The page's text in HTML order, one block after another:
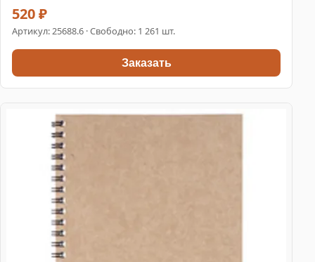
520 ₽
Артикул:25688.6 · Свободно: 1 261 шт.
Заказать